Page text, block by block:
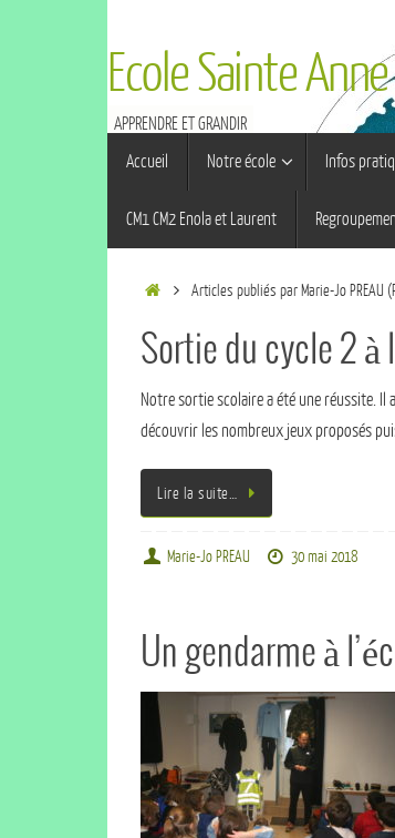
Ecole Sainte
APPRENDRE ET GRANDIR
Accueil
Notre école Infos
CM1 CM2 Enola et Laurent
Articles publiés par Marie-Jo PREAU
Sortie du cycle 2 à
Notre sortie scolaire a été une réussite.
découvrir les nombreux jeux proposés
Lire la suite…
Marie-Jo PREAU 30 mai 2018
Un gendarme à